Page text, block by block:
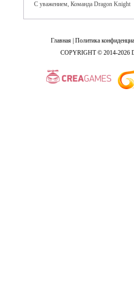
С уважением, Команда Dragon Knight
Главная Политика
COPYRIGHT © 2014-2026